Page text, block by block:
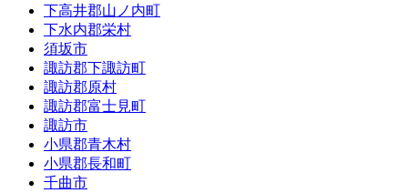
下高井郡山ノ内町
下水内郡栄村
須坂市
諏訪郡下諏訪町
諏訪郡原村
諏訪郡富士見町
諏訪市
小県郡青木村
小県郡長和町
千曲市